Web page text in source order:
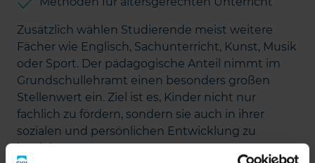
Zusätzlich wählen Studierende meist weitere
Fächer wie Englisch, Sachunterricht, Kunst, Musik
oder Sport. Der pädagogische Anteil nimmt im
Grundschullehramt einen besonders großen
Stellenwert ein. Ziel ist es, Kinder nicht nur
fachlich zu fördern, sondern sie auch in ihrer
sozialen und persönlichen Entwicklung zu
begleiten.